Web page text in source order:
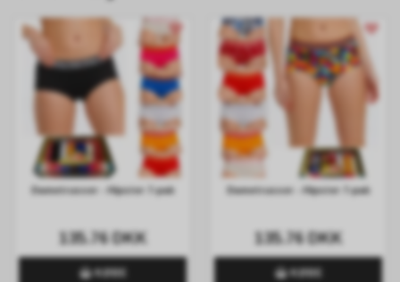
Dametrusser - Hipster 7-pak
135.76 DKK
KØBE
Dametrusser - Hipster 7-pak
135.76 DKK
KØBE